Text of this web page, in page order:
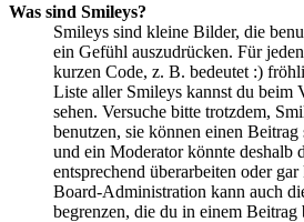
Was sind Smileys?
Smileys sind kleine Bilder, die
ein Gefühl auszudrücken. Für
kurzen Code, z. B. bedeutet :)
Liste aller Smileys kannst du beim
sehen. Versuche bitte trotzdem,
benutzen, sie können einen Beitrag
und ein Moderator könnte deshalb
entsprechend überarbeiten oder
Board-Administration kann auch
begrenzen, die du in einem Beitrag